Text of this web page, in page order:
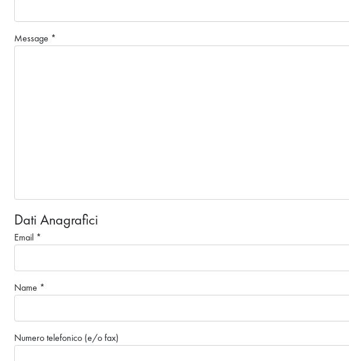
Message *
Dati Anagrafici
Email *
Name *
Numero telefonico (e/o fax)